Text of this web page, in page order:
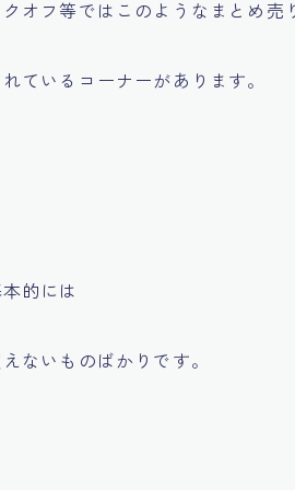
オフ等ではこのようなまとめ売
ているコーナーがあります。
的には
ないものばかりです。